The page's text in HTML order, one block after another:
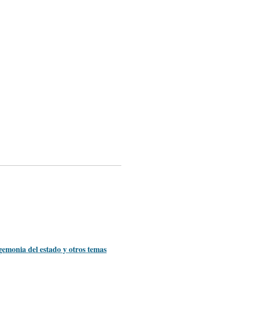
del estado y otros temas